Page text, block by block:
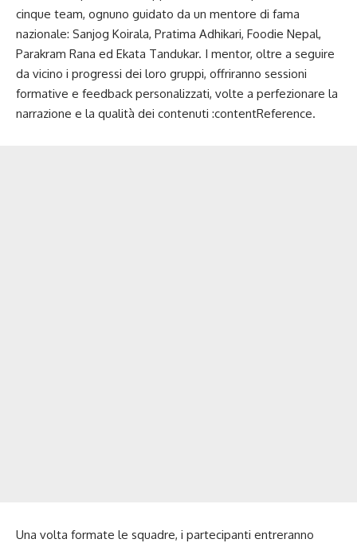
cinque team, ognuno guidato da un mentore di fama
nazionale: Sanjog Koirala, Pratima Adhikari, Foodie Nepal,
Parakram Rana ed Ekata Tandukar. I mentor, oltre a seguire
da vicino i progressi dei loro gruppi, offriranno sessioni
formative e feedback personalizzati, volte a perfezionare la
narrazione e la qualità dei contenuti :contentReference.
Una volta formate le squadre, i partecipanti entreranno